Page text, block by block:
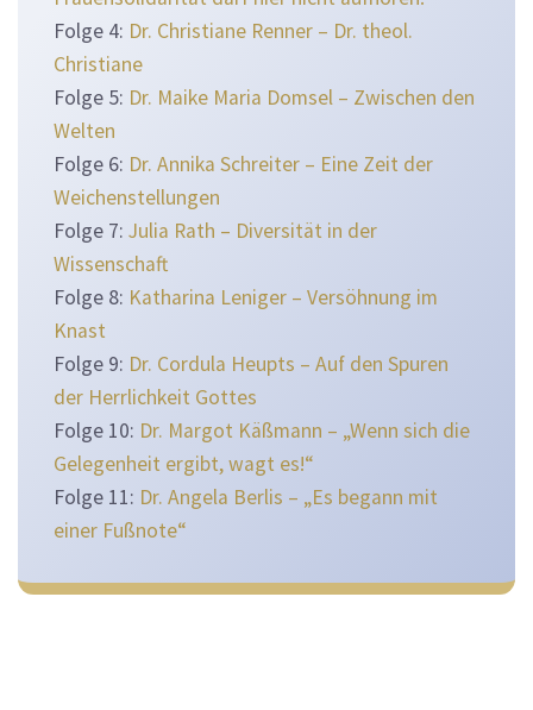
Folge 4: Dr. Christiane Renner – Dr. theol.
Christiane
Folge 5: Dr. Maike Maria Domsel – Zwischen den
Welten
Folge 6: Dr. Annika Schreiter – Eine Zeit der
Weichenstellungen
Folge 7: Julia Rath – Diversität in der
Wissenschaft
Folge 8: Katharina Leniger – Versöhnung im
Knast
Folge 9: Dr. Cordula Heupts – Auf den Spuren
der Herrlichkeit Gottes
Folge 10: Dr. Margot Käßmann – „Wenn sich die
Gelegenheit ergibt, wagt es!“
Folge 11: Dr. Angela Berlis – „Es begann mit
einer Fußnote“